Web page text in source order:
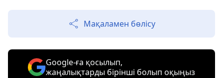
Мақаламен бөлісу
Google-ға қосылып,
жаңалықтарды бірінші болып оқыңыз